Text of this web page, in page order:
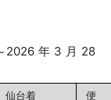
2026 年 3 月 28
仙台着